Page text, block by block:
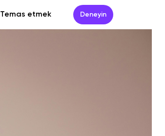
Temas etmek Deneyin